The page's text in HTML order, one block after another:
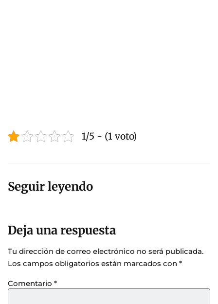
1/5 - (1 voto)
Seguir leyendo
Deja una respuesta
Tu dirección de correo electrónico no será publicada.
Los campos obligatorios están marcados con *
Comentario *